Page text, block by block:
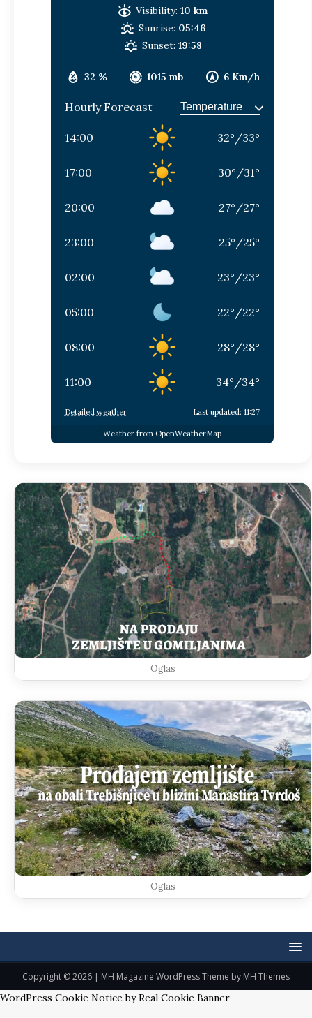
32 % 1015 mb 6 Km/h
Visibility: 10 km
Sunrise: 05:46
Sunset: 19:58
Hourly Forecast
14:00 32° /33°
17:00 30° /31°
20:00 27° /27°
23:00 25° /25°
02:00 23° /23°
05:00 22° /22°
08:00 28° /28°
11:00 34° /34°
Detailed weather Last updated: 11:27
Weather from OpenWeatherMap
Oglas
Oglas
Copyright © 2026 | MH Magazine WordPress Theme by MH Themes
WordPress Cookie Notice by Real Cookie Banner